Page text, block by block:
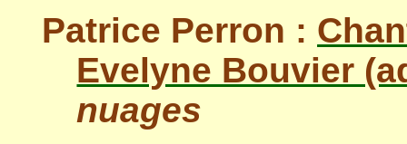
Patrice Perron :
Evelyne Bouvier
nuages